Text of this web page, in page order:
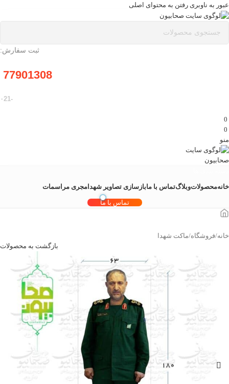
عبور به ناوبری رفتن به محتوای اصلی
ثبت سفارش:
77901308
-۰21
0
0
منو
خانهمحصولاتوبلاگتماس با مابازسازی تصاویر شهدا مجری مراسمات
تماس با ما
خانه/فروشگاه/ماکت شهدا
بازگشت به محصولات